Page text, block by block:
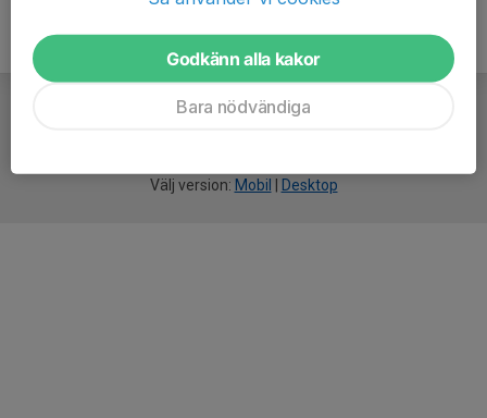
Välj version: Mobil Desktop
Godkänn alla kakor
Bara nödvändiga